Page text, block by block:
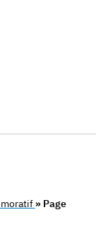
» Page